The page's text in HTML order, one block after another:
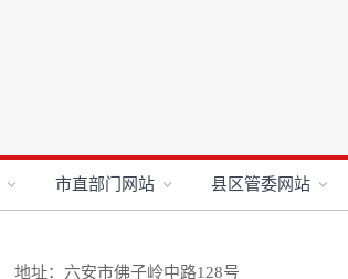
市直部门网站 县区管委网站
地址：六安市佛子岭中路128号